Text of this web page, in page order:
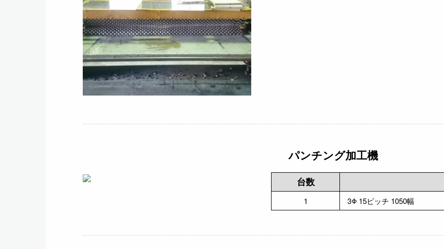
パンチング加工機
台数
1 3Φ 15ピッチ 1050幅